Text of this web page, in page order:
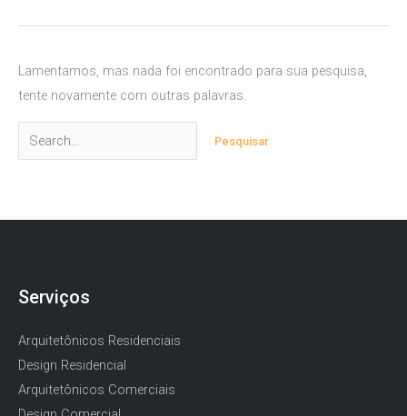
Lamentamos, mas nada foi encontrado para sua pesquisa,
tente novamente com outras palavras.
Pesquisar
por:
Serviços
Arquitetônicos Residenciais
Design Residencial
Arquitetônicos Comerciais